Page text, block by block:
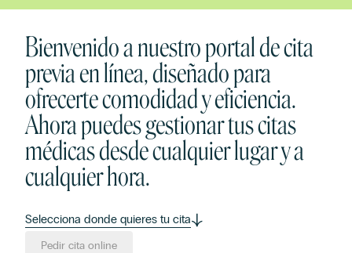
Bienvenido a nuestro portal de cita
previa en línea, diseñado para
ofrecerte comodidad y eficiencia.
Ahora puedes gestionar tus citas
médicas desde cualquier lugar y a
cualquier hora.
Selecciona donde quieres tu cita
Pedir cita online